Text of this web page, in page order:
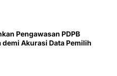
Pengawasan PDPB
demi Akurasi Data Pemilih